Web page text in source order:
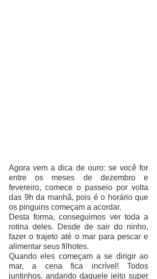
Agora vem a dica de ouro: se você for
entre os meses de dezembro e
fevereiro, comece o passeio por volta
das 9h da manhã, pois é o horário que
os pinguins começam a acordar.
Desta forma, conseguimos ver toda a
rotina deles. Desde de sair do ninho,
fazer o trajeto até o mar para pescar e
alimentar seus filhotes.
Quando eles começam a se dirigir ao
mar, a cena fica incrível! Todos
juntinhos, andando daquele jeito super